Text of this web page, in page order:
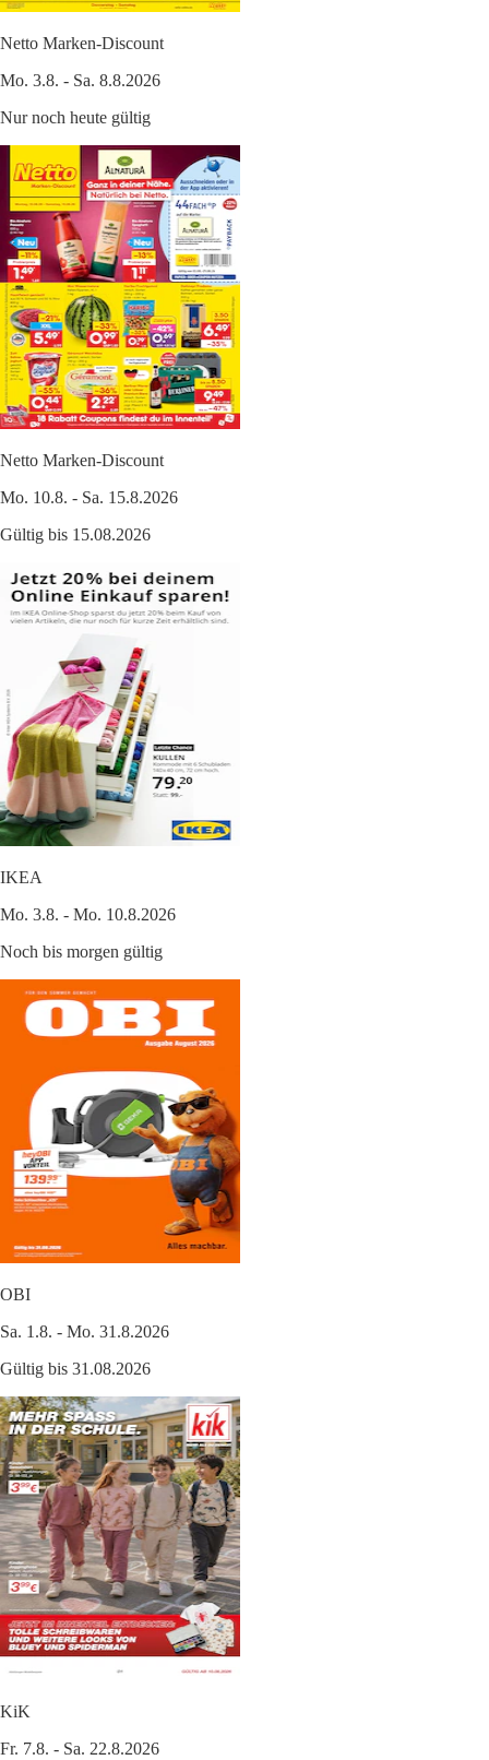
Netto Marken-Discount
Mo. 3.8. - Sa. 8.8.2026
Nur noch heute gültig
Netto Marken-Discount
Mo. 10.8. - Sa. 15.8.2026
Gültig bis 15.08.2026
IKEA
Mo. 3.8. - Mo. 10.8.2026
Noch bis morgen gültig
OBI
Sa. 1.8. - Mo. 31.8.2026
Gültig bis 31.08.2026
KiK
Fr. 7.8. - Sa. 22.8.2026